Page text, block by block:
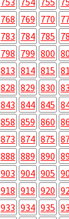
768 769 770
783 784 785
798 799 800
813 814 815
828 829 830
843 844 845
858 859 860
873 874 875
888 889 890
903 904 905
918 919 920
933 934 935